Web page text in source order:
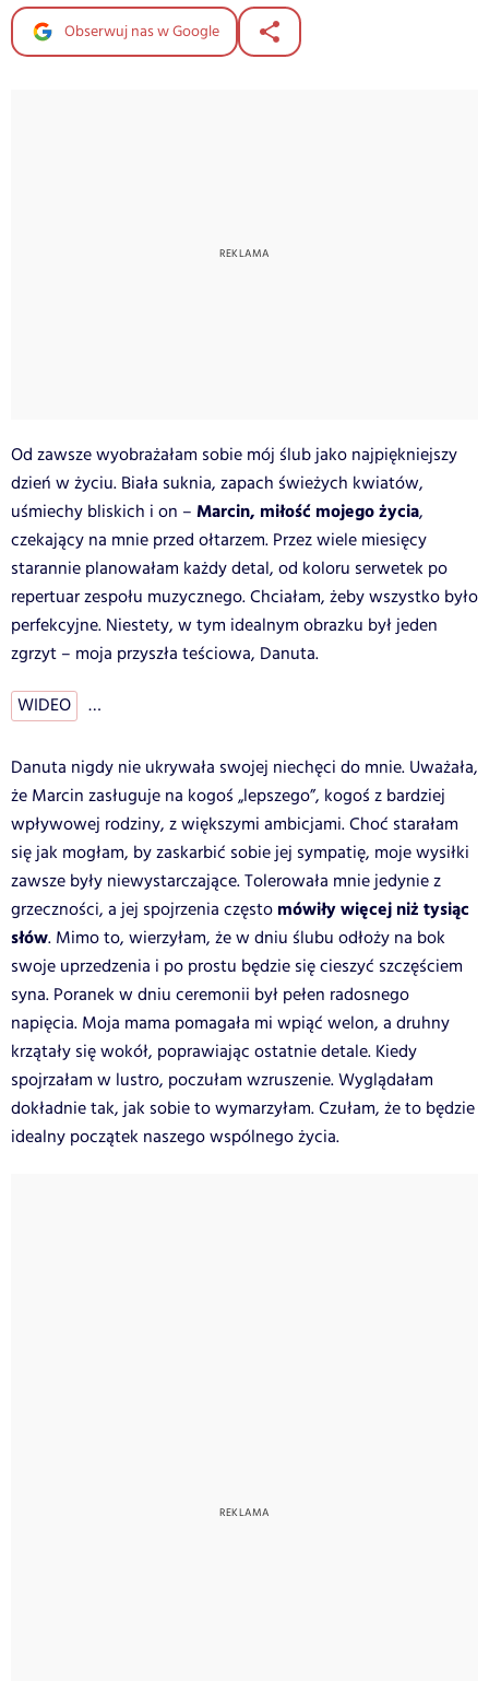
Obserwuj nas w Google
Od zawsze wyobrażałam sobie mój ślub jako najpiękniejszy
dzień w życiu. Biała suknia, zapach świeżych kwiatów,
uśmiechy bliskich i on – Marcin, miłość mojego życia,
czekający na mnie przed ołtarzem. Przez wiele miesięcy
starannie planowałam każdy detal, od koloru serwetek po
repertuar zespołu muzycznego. Chciałam, żeby wszystko było
perfekcyjne. Niestety, w tym idealnym obrazku był jeden
zgrzyt – moja przyszła teściowa, Danuta.
WIDEO …
Danuta nigdy nie ukrywała swojej niechęci do mnie. Uważała,
że Marcin zasługuje na kogoś „lepszego”, kogoś z bardziej
wpływowej rodziny, z większymi ambicjami. Choć starałam
się jak mogłam, by zaskarbić sobie jej sympatię, moje wysiłki
zawsze były niewystarczające. Tolerowała mnie jedynie z
grzeczności, a jej spojrzenia często mówiły więcej niż tysiąc
słów. Mimo to, wierzyłam, że w dniu ślubu odłoży na bok
swoje uprzedzenia i po prostu będzie się cieszyć szczęściem
syna. Poranek w dniu ceremonii był pełen radosnego
napięcia. Moja mama pomagała mi wpiąć welon, a druhny
krzątały się wokół, poprawiając ostatnie detale. Kiedy
spojrzałam w lustro, poczułam wzruszenie. Wyglądałam
dokładnie tak, jak sobie to wymarzyłam. Czułam, że to będzie
idealny początek naszego wspólnego życia.